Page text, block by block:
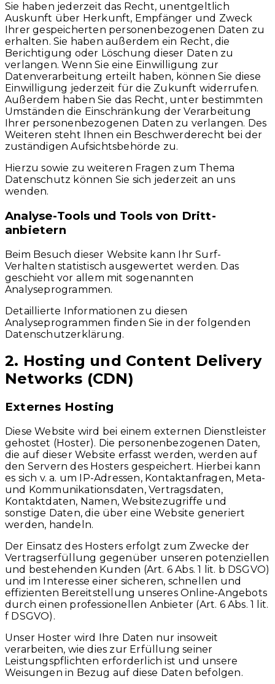
Sie haben jederzeit das Recht, unentgeltlich
Auskunft über Herkunft, Empfänger und Zweck
Ihrer gespeicherten personenbezogenen Daten zu
erhalten. Sie haben außerdem ein Recht, die
Berichtigung oder Löschung dieser Daten zu
verlangen. Wenn Sie eine Einwilligung zur
Datenverarbeitung erteilt haben, können Sie diese
Einwilligung jederzeit für die Zukunft widerrufen.
Außerdem haben Sie das Recht, unter bestimmten
Umständen die Einschränkung der Verarbeitung
Ihrer personenbezogenen Daten zu verlangen. Des
Weiteren steht Ihnen ein Beschwerderecht bei der
zuständigen Aufsichtsbehörde zu.
Hierzu sowie zu weiteren Fragen zum Thema
Datenschutz können Sie sich jederzeit an uns
wenden.
Analyse-Tools und Tools von Dritt­
anbietern
Beim Besuch dieser Website kann Ihr Surf-
Verhalten statistisch ausgewertet werden. Das
geschieht vor allem mit sogenannten
Analyseprogrammen.
Detaillierte Informationen zu diesen
Analyseprogrammen finden Sie in der folgenden
Datenschutzerklärung.
2. Hosting und Content Delivery
Networks (CDN)
Externes Hosting
Diese Website wird bei einem externen Dienstleister
gehostet (Hoster). Die personenbezogenen Daten,
die auf dieser Website erfasst werden, werden auf
den Servern des Hosters gespeichert. Hierbei kann
es sich v. a. um IP-Adressen, Kontaktanfragen, Meta-
und Kommunikationsdaten, Vertragsdaten,
Kontaktdaten, Namen, Websitezugriffe und
sonstige Daten, die über eine Website generiert
werden, handeln.
Der Einsatz des Hosters erfolgt zum Zwecke der
Vertragserfüllung gegenüber unseren potenziellen
und bestehenden Kunden (Art. 6 Abs. 1 lit. b DSGVO)
und im Interesse einer sicheren, schnellen und
effizienten Bereitstellung unseres Online-Angebots
durch einen professionellen Anbieter (Art. 6 Abs. 1 lit.
f DSGVO).
Unser Hoster wird Ihre Daten nur insoweit
verarbeiten, wie dies zur Erfüllung seiner
Leistungspflichten erforderlich ist und unsere
Weisungen in Bezug auf diese Daten befolgen.